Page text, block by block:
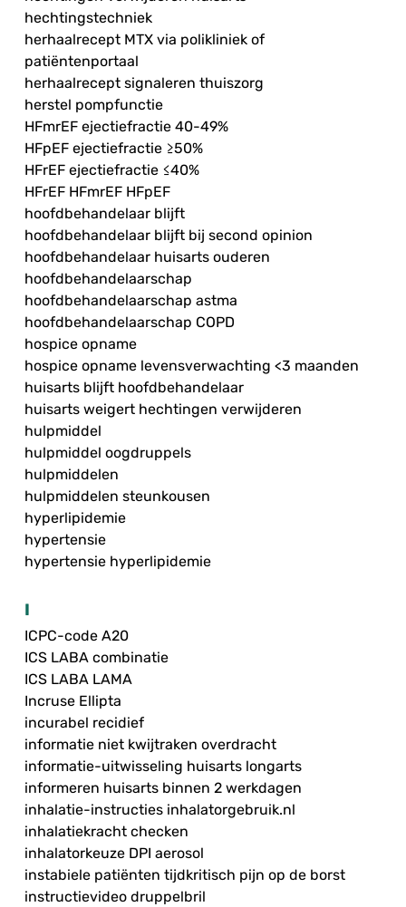
hechtingstechniek
herhaalrecept MTX via polikliniek of
patiëntenportaal
herhaalrecept signaleren thuiszorg
herstel pompfunctie
HFmrEF ejectiefractie 40-49%
HFpEF ejectiefractie ≥50%
HFrEF ejectiefractie ≤40%
HFrEF HFmrEF HFpEF
hoofdbehandelaar blijft
hoofdbehandelaar blijft bij second opinion
hoofdbehandelaar huisarts ouderen
hoofdbehandelaarschap
hoofdbehandelaarschap astma
hoofdbehandelaarschap COPD
hospice opname
hospice opname levensverwachting <3 maanden
huisarts blijft hoofdbehandelaar
huisarts weigert hechtingen verwijderen
hulpmiddel
hulpmiddel oogdruppels
hulpmiddelen
hulpmiddelen steunkousen
hyperlipidemie
hypertensie
hypertensie hyperlipidemie
I
ICPC-code A20
ICS LABA combinatie
ICS LABA LAMA
Incruse Ellipta
incurabel recidief
informatie niet kwijtraken overdracht
informatie-uitwisseling huisarts longarts
informeren huisarts binnen 2 werkdagen
inhalatie-instructies inhalatorgebruik.nl
inhalatiekracht checken
inhalatorkeuze DPI aerosol
instabiele patiënten tijdkritisch pijn op de borst
instructievideo druppelbril